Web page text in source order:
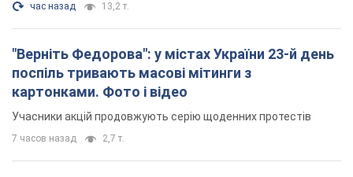
час назад 13,2 т.
"Верніть Федорова": у містах України 23-й день
поспіль тривають масові мітинги з
картонками. Фото і відео
Учасники акцій продовжують серію щоденних протестів
7 часов назад 2,7 т.